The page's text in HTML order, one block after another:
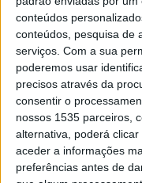
conteúdos
conteúdos, pesquisa de
serviços. Com a sua
poderemos usar
precisos através da
consentir o
nossos 1535 parceiros,
alternativa, poderá
aceder a informações
preferências antes de
2 o Desportivo de
Um jogo a contar
Campeonato Distrital,
de Lazer de Castelo
No dérbi da cidade,
definidas, o
rápido pelas alas,